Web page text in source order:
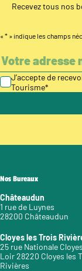
Recevez tous nos
« * » indique les champs
J’accepte de
Tourisme*
Nos Bureaux
Châteaudun
1 rue de Luynes
28200 Châteaudun
Cloyes les Trois
25 rue Nationale
Loir 28220 Cloyes les
Rivières